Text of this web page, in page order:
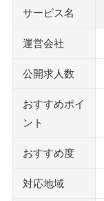
サービス名
運営会社
公開求人数
おすすめポイ
ント
おすすめ度
対応地域